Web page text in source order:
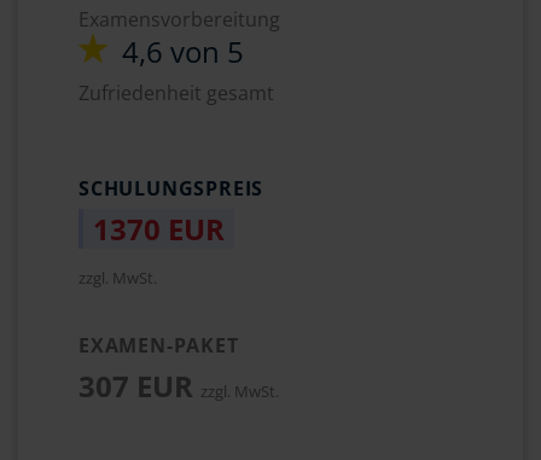
Examensvorbereitung
4,6 von 5
Zufriedenheit gesamt
SCHULUNGSPREIS
1370 EUR
zzgl. MwSt.
EXAMEN-PAKET
307 EUR zzgl. MwSt.